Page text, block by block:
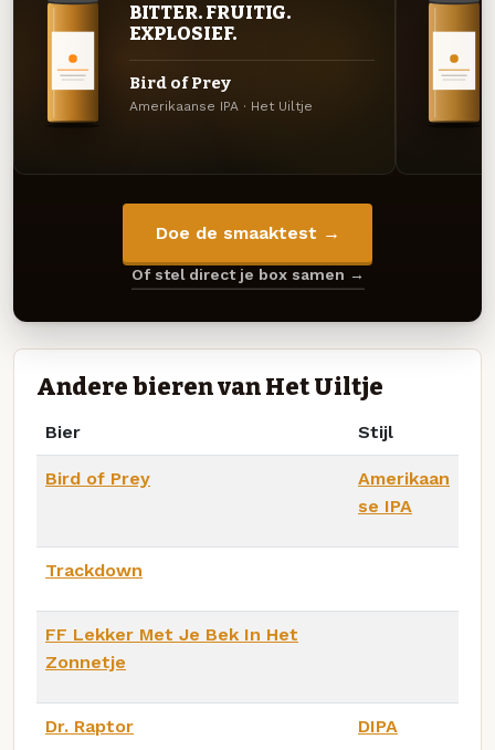
BITTER. FRUITIG.
EXPLOSIEF.
Bird of Prey
Amerikaanse IPA · Het Uiltje
Doe de smaaktest →
Of stel direct je box samen →
Andere bieren van Het Uiltje
Bier Stijl
Bird of Prey
Amerikaan
se IPA
Trackdown
FF Lekker Met Je Bek In Het
Zonnetje
Dr. Raptor DIPA